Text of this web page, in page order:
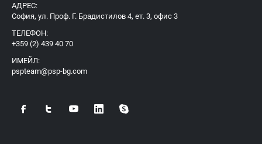
АДРЕС:
София, ул. Проф. Г. Брадистилов 4, ет. 3, офис 3
ТЕЛЕФОН:
+359 (2) 439 40 70
ИМЕЙЛ:
pspteam@psp-bg.com